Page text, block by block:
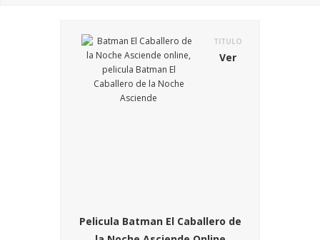
TITULO
Ver
Pelicula Batman El Caballero de